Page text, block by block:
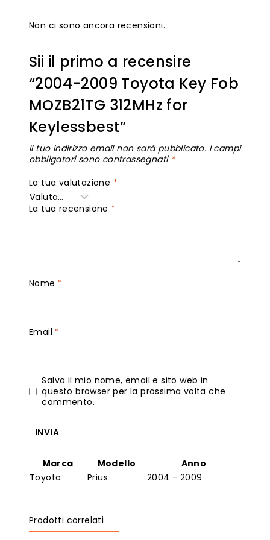
Non ci sono ancora recensioni.
Sii il primo a recensire
“2004-2009 Toyota Key Fob
MOZB21TG 312MHz for
Keylessbest”
Il tuo indirizzo email non sarà pubblicato. I campi
obbligatori sono contrassegnati *
La tua valutazione *
La tua recensione *
Nome *
Email *
Salva il mio nome, email e sito web in
questo browser per la prossima volta che
commento.
Marca Modello
Anno
Toyota
Prius 2004 - 2009
Prodotti correlati